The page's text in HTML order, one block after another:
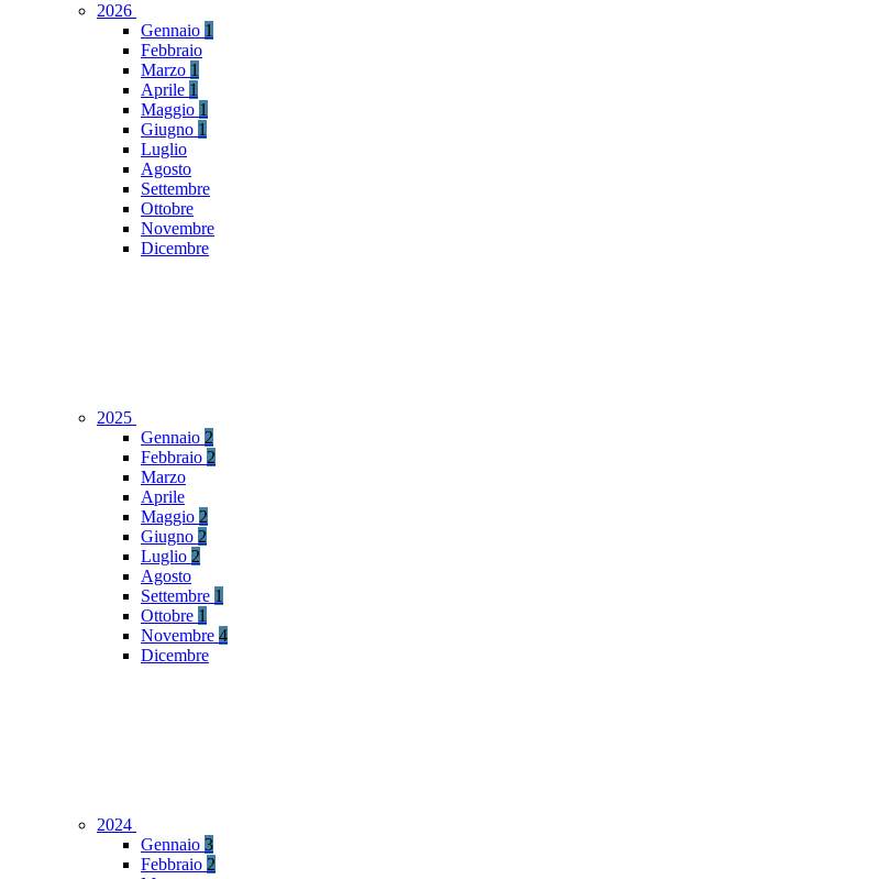
2026
Gennaio 1
Febbraio
Marzo 1
Aprile 1
Maggio 1
Giugno 1
Luglio
Agosto
Settembre
Ottobre
Novembre
Dicembre
2025
Gennaio 2
Febbraio 2
Marzo
Aprile
Maggio 2
Giugno 2
Luglio 2
Agosto
Settembre 1
Ottobre 1
Novembre 4
Dicembre
2024
Gennaio 3
Febbraio 2